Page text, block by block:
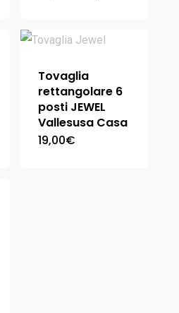
Tovaglia
rettangolare 6
posti JEWEL
Vallesusa Casa
19,00€